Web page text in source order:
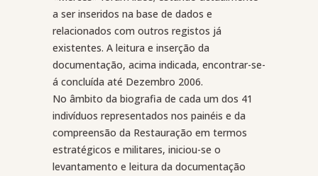
a ser inseridos na base de dados e
relacionados com outros registos já
existentes. A leitura e inserção da
documentação, acima indicada, encontrar-se-
á concluída até Dezembro 2006.
No âmbito da biografia de cada um dos 41
indivíduos representados nos painéis e da
compreensão da Restauração em termos
estratégicos e militares, iniciou-se o
levantamento e leitura da documentação